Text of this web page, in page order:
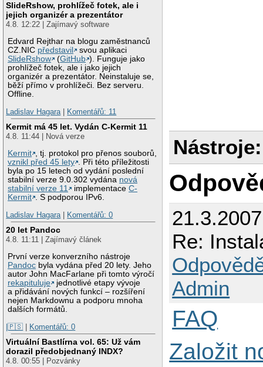
SlideRshow, prohlížeč fotek, ale i
jejich organizér a prezentátor
4.8. 12:22 | Zajímavý software
Edvard Rejthar na blogu zaměstnanců
CZ.NIC představil
svou aplikaci
SlideRshow
(GitHub ). Funguje jako
prohlížeč fotek, ale i jako jejich
organizér a prezentátor. Neinstaluje se,
běží přímo v prohlížeči. Bez serveru.
Offline.
Ladislav Hagara | Komentářů: 11
Kermit má 45 let. Vydán C-Kermit 11
4.8. 11:44 | Nová verze
Kermit , tj. protokol pro přenos souborů,
vznikl před 45 lety . Při této příležitosti
byla po 15 letech od vydání poslední
stabilní verze 9.0.302 vydána nová
stabilní verze 11
implementaceC-
Kermit . S podporou IPv6.
Ladislav Hagara | Komentářů: 0
20 let Pandoc
4.8. 11:11 | Zajímavý článek
První verze konverzního nástroje
Pandoc byla vydána před 20 lety. Jeho
autor John MacFarlane při tomto výročí
rekapituluje
jednotlivé etapy vývoje
a přidávání nových funkcí – rozšíření
nejen Markdownu a podporu mnoha
dalších formátů.
|🇵🇸 | Komentářů: 0
Virtuální Bastlírna vol. 65: Už vám
dorazil předobjednaný INDX?
4.8. 00:55 | Pozvánky
Nástroje:
Re:
Admin
FAQ
Založit